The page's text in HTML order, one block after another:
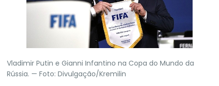
Vladimir Putin e Gianni Infantino na Copa do Mundo da
Rússia. — Foto: Divulgação/Kremilin